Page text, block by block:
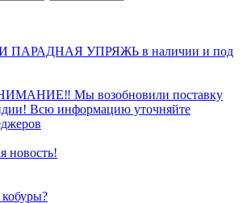
УПРЯЖЬ в наличии и под
Мы возобновили поставку
Всю информацию уточняйте
новость!